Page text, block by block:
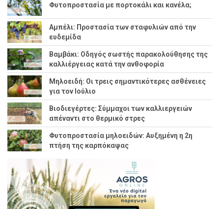
Φυτοπροστασία με πορτοκάλι και κανέλα;
Αμπέλι: Προστασία των σταφυλιών από την
ευδεμίδα
Βαμβάκι: Οδηγός σωστής παρακολούθησης της
καλλιέργειας κατά την ανθοφορία
Μηλοειδή: Οι τρεις σημαντικότερες ασθένειες
για τον Ιούλιο
Βιοδιεγέρτες: Σύμμαχοι των καλλιεργειών
απέναντι στο θερμικό στρες
Φυτοπροστασία μηλοειδών: Αυξημένη η 2η
πτήση της καρπόκαψας